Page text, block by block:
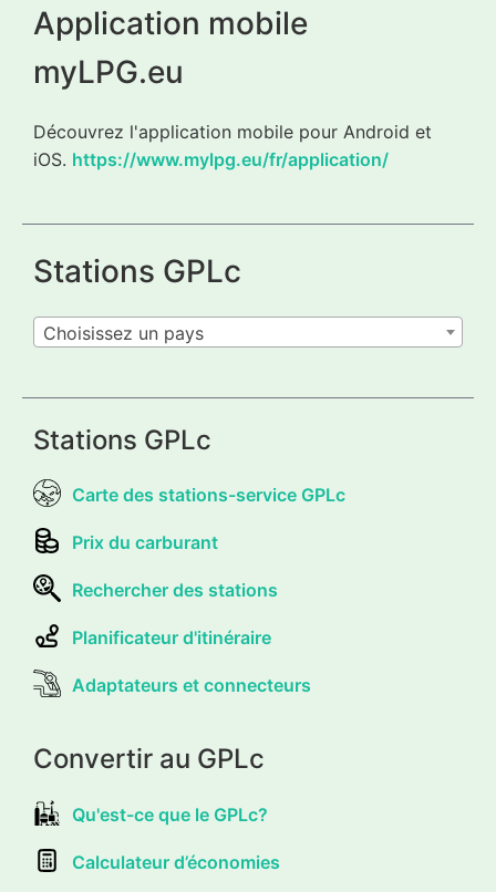
Application mobile
myLPG.eu
Découvrez l'application mobile pour Android et
iOS. https://www.mylpg.eu/fr/application/
Stations GPLc
Choisissez un pays
Stations GPLc
Carte des stations-service GPLc
Prix du carburant
Rechercher des stations
Planificateur d'itinéraire
Adaptateurs et connecteurs
Convertir au GPLc
Qu'est-ce que le GPLc?
Calculateur d’économies